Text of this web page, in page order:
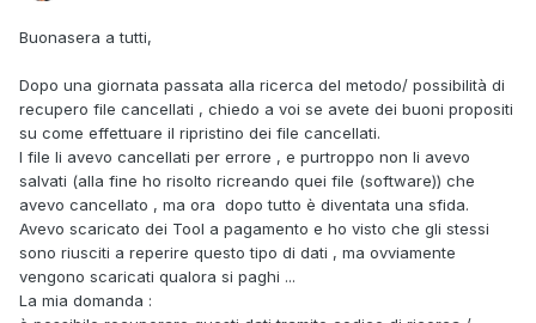
Buonasera a tutti,
Dopo una giornata passata alla ricerca del metodo/ possibilità di
recupero file cancellati , chiedo a voi se avete dei buoni propositi
su come effettuare il ripristino dei file cancellati.
I file li avevo cancellati per errore , e purtroppo non li avevo
salvati (alla fine ho risolto ricreando quei file (software)) che
avevo cancellato , ma ora dopo tutto è diventata una sfida.
Avevo scaricato dei Tool a pagamento e ho visto che gli stessi
sono riusciti a reperire questo tipo di dati , ma ovviamente
vengono scaricati qualora si paghi ...
La mia domanda :